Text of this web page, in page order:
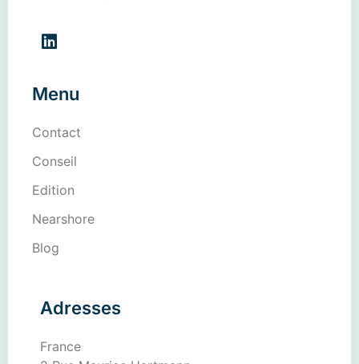
Menu
Contact
Conseil
Edition
Nearshore
Blog
Adresses
France